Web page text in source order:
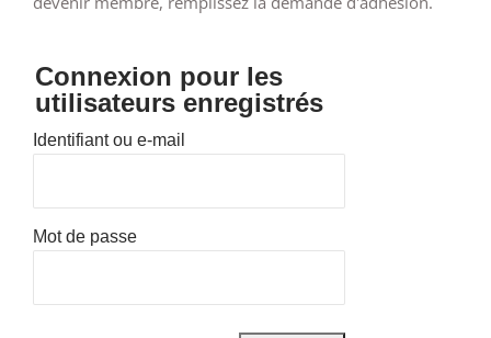
Connexion pour les
utilisateurs enregistrés
Identifiant ou e-mail
Mot de passe